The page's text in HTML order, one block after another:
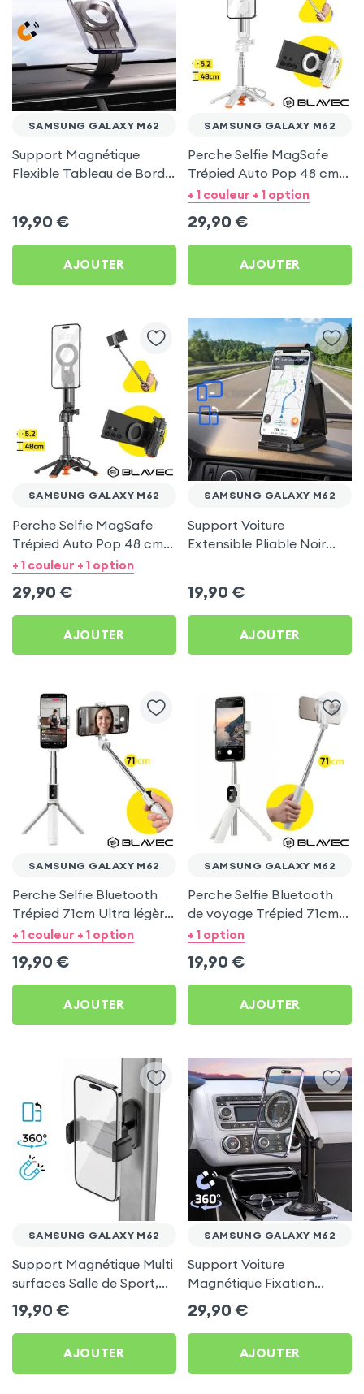
SAMSUNG GALAXY M62
Support Magnétique
Flexible Tableau de Bord
19,90 €
AJOUTER
SAMSUNG GALAXY M62
Perche Selfie MagSafe
Trépied Auto Pop 48 cm
Blanc pour Samsung
+ 1 couleur + 1 option
29,90 €
AJOUTER
SAMSUNG GALAXY M62
Perche Selfie MagSafe
Trépied Auto Pop 48 cm
Noir pour Samsung
+ 1 couleur + 1 option
29,90 €
AJOUTER
SAMSUNG GALAXY M62
Support Voiture
Extensible Pliable Noir
19,90 €
AJOUTER
SAMSUNG GALAXY M62
Perche Selfie Bluetooth
Trépied 71cm Ultra légère
Blanc pour Samsung
+ 1 couleur + 1 option
19,90 €
AJOUTER
SAMSUNG GALAXY M62
Perche Selfie Bluetooth
de voyage Trépied 71cm -
Blanc pour Samsung
+ 1 option
19,90 €
AJOUTER
SAMSUNG GALAXY M62
Support Magnétique Multi
surfaces Salle de Sport,
frigo pour Samsung
Galaxy M62
19,90 €
AJOUTER
SAMSUNG GALAXY M62
Support Voiture
Magnétique Fixation
Porte-gobelet pour
Samsung Galaxy M62
29,90 €
AJOUTER